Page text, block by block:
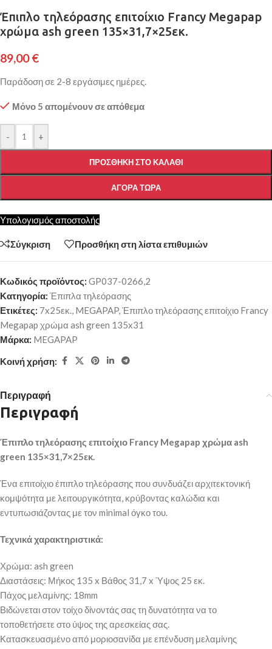
Έπιπλο τηλεόρασης επιτοίχιο Francy Megapap
χρώμα ash green 135×31,7×25εκ.
89,00€
Παράδοση σε 2-8 εργάσιμες ημέρες.
Μόνο 5 απομένουν σε απόθεμα
- +
ΠΡΟΣΘΉΚΗ ΣΤΟ ΚΑΛΆΘΙ
ΑΓΟΡΆ ΤΏΡΑ
Υπολογισμός αποστολής
Σύγκριση Προσθήκη στη λίστα επιθυμιών
Κωδικός προϊόντος: GP037-0266,2
Κατηγορία: Έπιπλα τηλεόρασης
Ετικέτες: 7x25εκ., MEGAPAP,Έπιπλο τηλεόρασης επιτοίχιο Francy
Megapap χρώμα ash green 135x31
Μάρκα: MEGAPAP
Κοινή χρήση:
Περιγραφή
Περιγραφή
Έπιπλο τηλεόρασης επιτοίχιο Francy Megapap χρώμα ash
green 135×31,7×25εκ.
Ένα επιτοίχιο έπιπλο τηλεόρασης που συνδυάζει αρχιτεκτονική
κομψότητα με λειτουργικότητα, κρύβοντας καλώδια και
εντυπωσιάζοντας με τον minimal όγκο του.
Τεχνικά χαρακτηριστικά:
Χρώμα: ash green
Διαστάσεις: Μήκος 135 x Βάθος 31,7 x Ύψος 25 εκ.
Πάχος μελαμίνης: 18mm
Βιδώνεται στον τοίχο δίνοντάς σας τη δυνατότητα να το
τοποθετήσετε στο ύψος της αρεσκείας σας.
Κατασκευασμένο από μοριοσανίδα με επένδυση μελαμίνης